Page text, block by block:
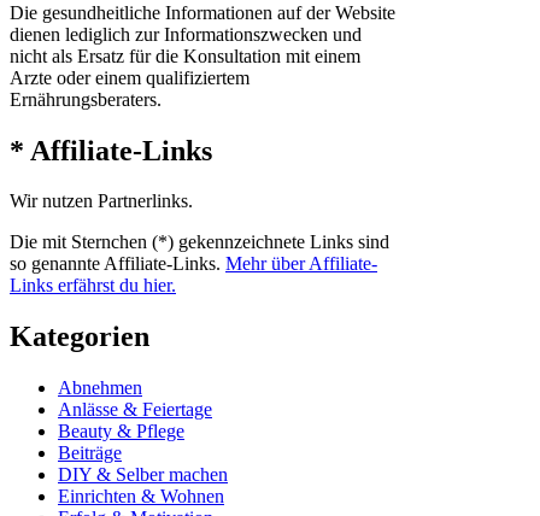
Die gesundheitliche Informationen auf der Website
dienen lediglich zur Informationszwecken und
nicht als Ersatz für die Konsultation mit einem
Arzte oder einem qualifiziertem
Ernährungsberaters.
* Affiliate-Links
Wir nutzen Partnerlinks.
Die mit Sternchen (*) gekennzeichnete Links sind
so genannte Affiliate-Links. Mehr über Affiliate-
Links erfährst du hier.
Kategorien
Abnehmen
Anlässe & Feiertage
Beauty & Pflege
Beiträge
DIY & Selber machen
Einrichten & Wohnen